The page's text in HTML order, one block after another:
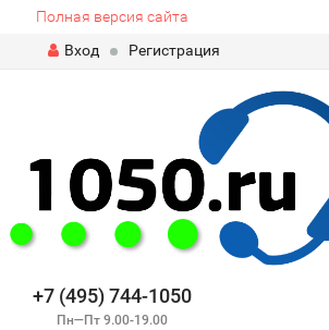
Полная версия сайта
Вход
Регистрация
+7 (495) 744-1050
Пн—Пт 9.00-19.00